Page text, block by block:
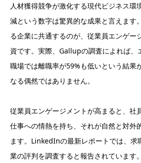
人材獲得競争が激化する現代ビジネス環
減という数字は驚異的な成果と言えます
る企業に共通するのが、従業員エンゲー
資です。実際、Gallupの調査によれば、
職場では離職率が59%も低いという結果
なる偶然ではありません。
従業員エンゲージメントが高まると、社
仕事への情熱を持ち、それが自然と対外
ます。LinkedInの最新レポートでは、求
業の評判を調査すると報告されています